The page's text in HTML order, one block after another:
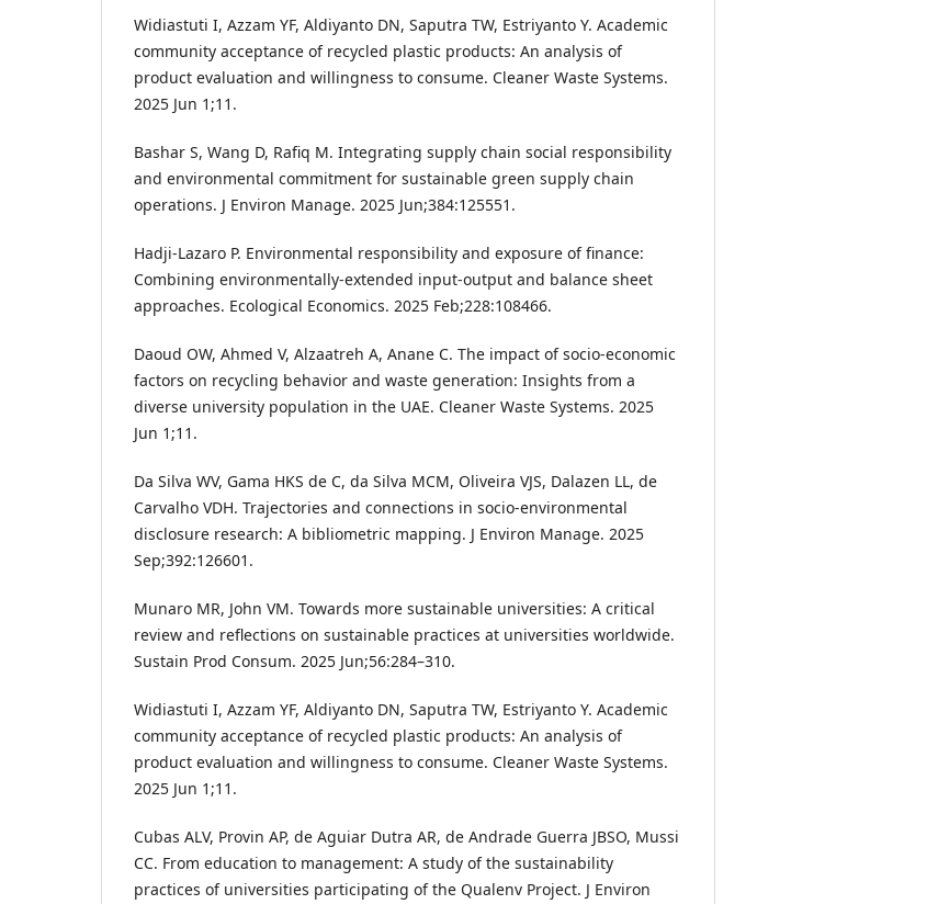
Widiastuti I, Azzam YF, Aldiyanto DN, Saputra TW, Estriyanto Y. Academic
community acceptance of recycled plastic products: An analysis of
product evaluation and willingness to consume. Cleaner Waste Systems.
2025 Jun 1;11.
Bashar S, Wang D, Rafiq M. Integrating supply chain social responsibility
and environmental commitment for sustainable green supply chain
operations. J Environ Manage. 2025 Jun;384:125551.
Hadji-Lazaro P. Environmental responsibility and exposure of finance:
Combining environmentally-extended input-output and balance sheet
approaches. Ecological Economics. 2025 Feb;228:108466.
Daoud OW, Ahmed V, Alzaatreh A, Anane C. The impact of socio-economic
factors on recycling behavior and waste generation: Insights from a
diverse university population in the UAE. Cleaner Waste Systems. 2025
Jun 1;11.
Da Silva WV, Gama HKS de C, da Silva MCM, Oliveira VJS, Dalazen LL, de
Carvalho VDH. Trajectories and connections in socio-environmental
disclosure research: A bibliometric mapping. J Environ Manage. 2025
Sep;392:126601.
Munaro MR, John VM. Towards more sustainable universities: A critical
review and reflections on sustainable practices at universities worldwide.
Sustain Prod Consum. 2025 Jun;56:284–310.
Widiastuti I, Azzam YF, Aldiyanto DN, Saputra TW, Estriyanto Y. Academic
community acceptance of recycled plastic products: An analysis of
product evaluation and willingness to consume. Cleaner Waste Systems.
2025 Jun 1;11.
Cubas ALV, Provin AP, de Aguiar Dutra AR, de Andrade Guerra JBSO, Mussi
CC. From education to management: A study of the sustainability
practices of universities participating of the Qualenv Project. J Environ